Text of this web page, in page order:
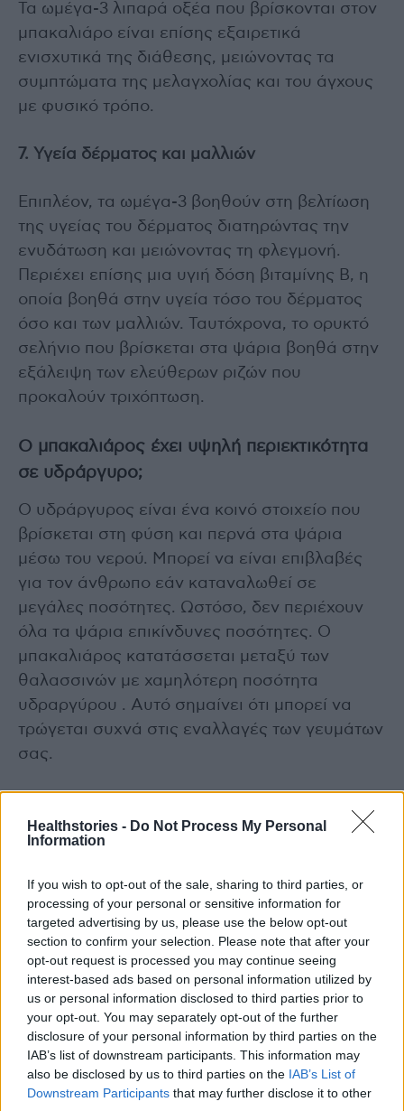
Healthstories - Do Not Process My Personal
Information
If you wish to opt-out of the sale, sharing to third parties, or
processing of your personal or sensitive information for
targeted advertising by us, please use the below opt-out
section to confirm your selection. Please note that after your
opt-out request is processed you may continue seeing
interest-based ads based on personal information utilized by
us or personal information disclosed to third parties prior to
your opt-out. You may separately opt-out of the further
disclosure of your personal information by third parties on the
IAB’s list of downstream participants. This information may
also be disclosed by us to third parties on the IAB’s List of
Downstream Participants that may further disclose it to other
Τα ωμέγα-3 λιπαρά οξέα που βρίσκονται στον
μπακαλιάρο είναι επίσης εξαιρετικά
ενισχυτικά της διάθεσης, μειώνοντας τα
συμπτώματα της μελαγχολίας και του άγχους
με φυσικό τρόπο.
7. Υγεία δέρματος και μαλλιών
Επιπλέον, τα ωμέγα-3 βοηθούν στη βελτίωση
της υγείας του δέρματος διατηρώντας την
ενυδάτωση και μειώνοντας τη φλεγμονή.
Περιέχει επίσης μια υγιή δόση βιταμίνης Β, η
οποία βοηθά στην υγεία τόσο του δέρματος
όσο και των μαλλιών. Ταυτόχρονα, το ορυκτό
σελήνιο που βρίσκεται στα ψάρια βοηθά στην
εξάλειψη των ελεύθερων ριζών που
προκαλούν τριχόπτωση.
Ο μπακαλιάρος έχει υψηλή περιεκτικότητα
σε υδράργυρο;
Ο υδράργυρος είναι ένα κοινό στοιχείο που
βρίσκεται στη φύση και περνά στα ψάρια
μέσω του νερού. Μπορεί να είναι επιβλαβές
για τον άνθρωπο εάν καταναλωθεί σε
μεγάλες ποσότητες. Ωστόσο, δεν περιέχουν
όλα τα ψάρια επικίνδυνες ποσότητες. Ο
μπακαλιάρος κατατάσσεται μεταξύ των
θαλασσινών με χαμηλότερη ποσότητα
υδραργύρου . Αυτό σημαίνει ότι μπορεί να
τρώγεται συχνά στις εναλλαγές των γευμάτων
σας.
Photo Shutterstock
Διαβάστε επίσης
16χρονη έσωσε τον πατέρα της με ΚΑΡΠΑ –
Είχε παρακολουθήσει σεμινάριο στο σχολείο
της
Γιατί δεν πρέπει να βάζετε αυτά τα 5
πράγματα στο πρόσωπό σας